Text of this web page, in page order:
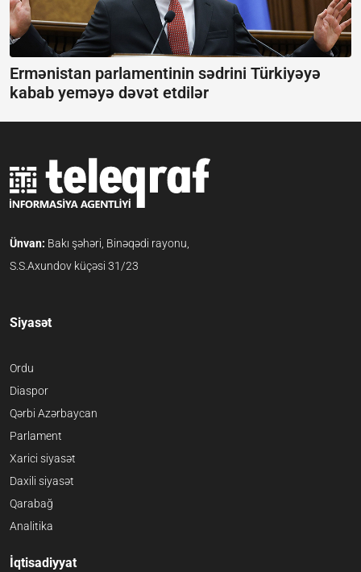
Ermənistan parlamentinin sədrini Türkiyəyə
kabab yeməyə dəvət etdilər
Ünvan: Bakı şəhəri, Binəqədi rayonu,
S.S.Axundov küçəsi 31/23
Siyasət
Ordu
Diaspor
Qərbi Azərbaycan
Parlament
Xarici siyasət
Daxili siyasət
Qarabağ
Analitika
İqtisadiyyat